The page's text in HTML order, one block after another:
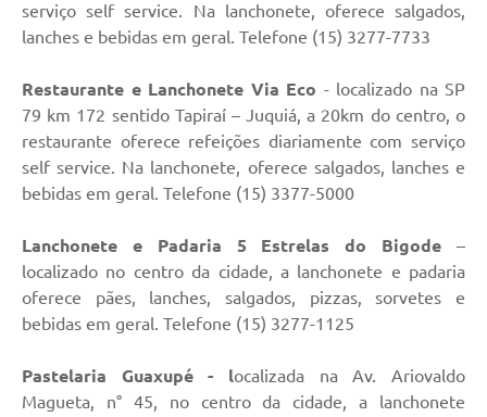
serviço self service. Na lanchonete, oferece salgados,
lanches e bebidas em geral. Telefone (15) 3277-7733
Restaurante e Lanchonete Via Eco - localizado na SP
79 km 172 sentido Tapiraí – Juquiá, a 20km do centro, o
restaurante oferece refeições diariamente com serviço
self service. Na lanchonete, oferece salgados, lanches e
bebidas em geral. Telefone (15) 3377-5000
Lanchonete e Padaria 5 Estrelas do Bigode –
localizado no centro da cidade, a lanchonete e padaria
oferece pães, lanches, salgados, pizzas, sorvetes e
bebidas em geral. Telefone (15) 3277-1125
Pastelaria Guaxupé - localizada na Av. Ariovaldo
Magueta, n° 45, no centro da cidade, a lanchonete